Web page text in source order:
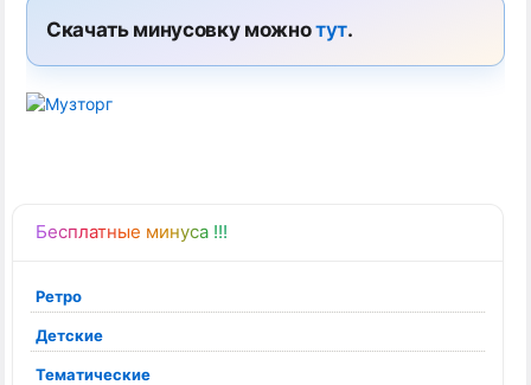
Бесплатные минуса !!!
Ретро
Детские
Тематические
Скачать минусовку можнотут.